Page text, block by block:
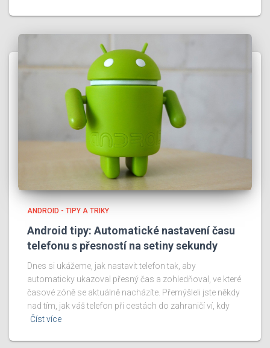
ANDROID - TIPY A TRIKY
Android tipy: Automatické nastavení času
telefonu s přesností na setiny sekundy
Dnes si ukážeme, jak nastavit telefon tak, aby
automaticky ukazoval přesný čas a zohledňoval, ve které
časové zóně se aktuálně nacházíte. Přemýšleli jste někdy
nad tím, jak váš telefon při cestách do zahraničí ví, kdy
Číst více